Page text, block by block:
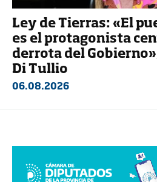
Ley de Tierras: «El
es el protagonista
derrota del
Di Tullio
06.08.2026